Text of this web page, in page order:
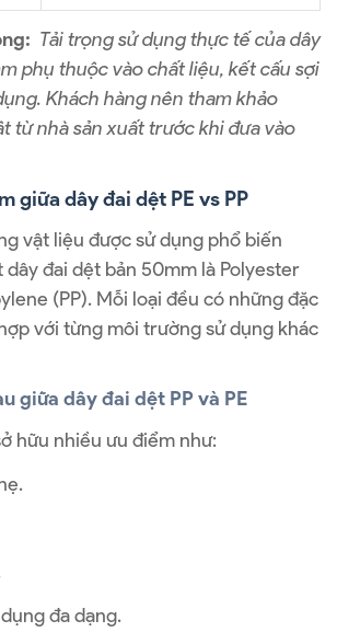
Tải trọng sử dụng thực tế của dây
phụ thuộc vào chất liệu, kết cấu sợi
Khách hàng nên tham khảo
từ nhà sản xuất trước khi đưa vào
giữa dây đai dệt PE vs PP
vật liệu được sử dụng phổ biến
dây đai dệt bản 50mm là Polyester
(PP). Mỗi loại đều có những đặc
với từng môi trường sử dụng khác
giữa dây đai dệt PP và PE
hữu nhiều ưu điểm như:
đa dạng.